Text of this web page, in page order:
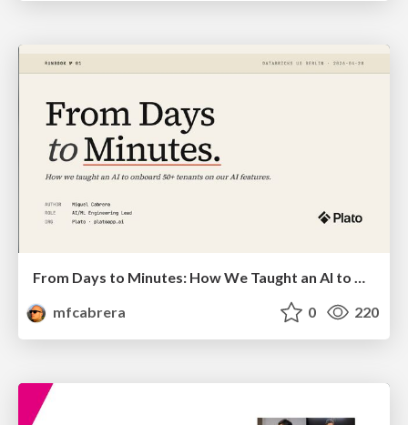
From Days to Minutes: How We Taught an AI to Onboard 50+ Tenants on our AI Features
mfcabrera
0 220